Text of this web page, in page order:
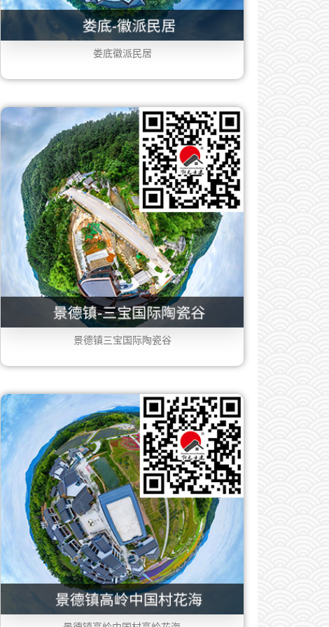
娄底徽派民居
景德镇三宝国际陶瓷谷